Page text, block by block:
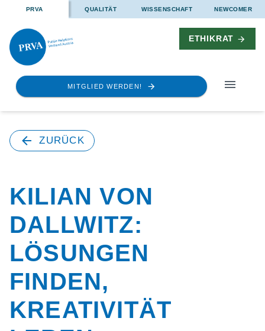
PRVA QUALITÄT WISSENSCHAFT NEWCOMER
ETHIKRAT
MITGLIED WERDEN!
ZURÜCK
KILIAN VON
DALLWITZ:
LÖSUNGEN
FINDEN,
KREATIVITÄT